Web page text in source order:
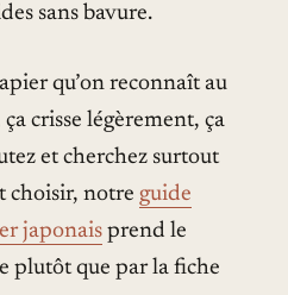
sans bavure.
qu’on reconnaît au
crisse légèrement, ça
et cherchez surtout
choisir, notre guide
japonais prend le
plutôt que par la fiche